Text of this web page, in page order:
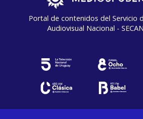
Portal de contenidos del Servicio
Audiovisual Nacional -